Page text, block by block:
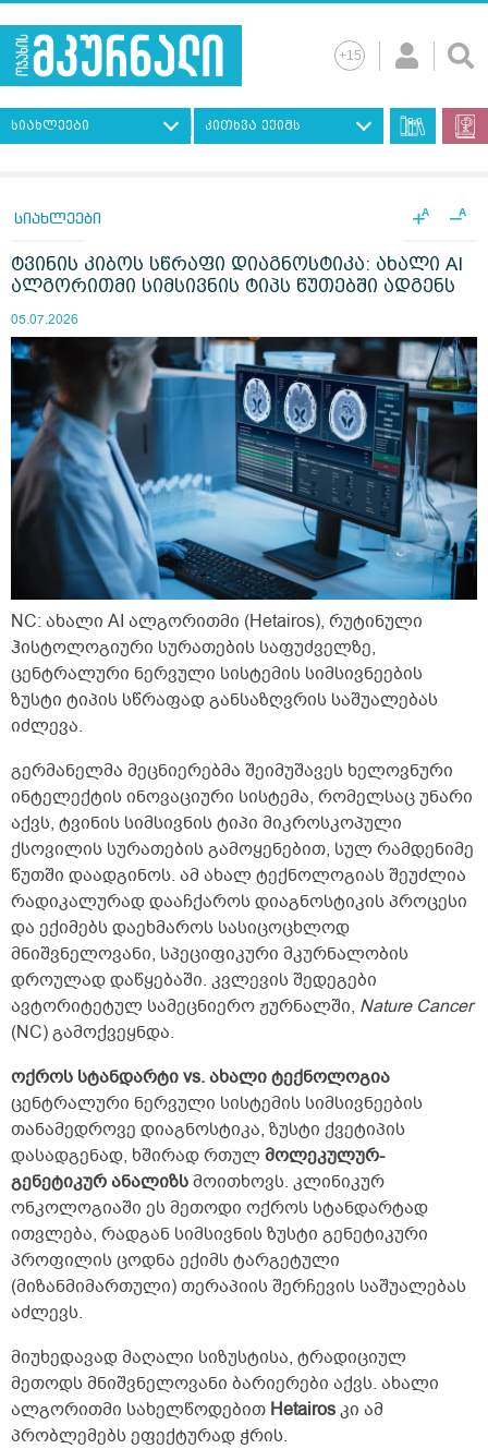
სიახლეები კითხვა ექიმს
სიახლეები +A −A
ტვინის კიბოს სწრაფი დიაგნოსტიკა: ახალი AI
ალგორითმი სიმსივნის ტიპს წუთებში ადგენს
05.07.2026
NC: ახალი AI ალგორითმი (Hetairos), რუტინული
ჰისტოლოგიური სურათების საფუძველზე,
ცენტრალური ნერვული სისტემის სიმსივნეების
ზუსტი ტიპის სწრაფად განსაზღვრის საშუალებას
იძლევა.
გერმანელმა მეცნიერებმა შეიმუშავეს ხელოვნური
ინტელექტის ინოვაციური სისტემა, რომელსაც უნარი
აქვს, ტვინის სიმსივნის ტიპი მიკროსკოპული
ქსოვილის სურათების გამოყენებით, სულ რამდენიმე
წუთში დაადგინოს. ამ ახალ ტექნოლოგიას შეუძლია
რადიკალურად დააჩქაროს დიაგნოსტიკის პროცესი
და ექიმებს დაეხმაროს სასიცოცხლოდ
მნიშვნელოვანი, სპეციფიკური მკურნალობის
დროულად დაწყებაში. კვლევის შედეგები
ავტორიტეტულ სამეცნიერო ჟურნალში, Nature Cancer
(NC) გამოქვეყნდა.
ოქროს სტანდარტი vs. ახალი ტექნოლოგია
ცენტრალური ნერვული სისტემის სიმსივნეების
თანამედროვე დიაგნოსტიკა, ზუსტი ქვეტიპის
დასადგენად, ხშირად რთულ მოლეკულურ-
გენეტიკურ ანალიზსმოითხოვს. კლინიკურ
ონკოლოგიაში ეს მეთოდი ოქროს სტანდარტად
ითვლება, რადგან სიმსივნის ზუსტი გენეტიკური
პროფილის ცოდნა ექიმს ტარგეტული
(მიზანმიმართული) თერაპიის შერჩევის საშუალებას
აძლევს.
მიუხედავად მაღალი სიზუსტისა, ტრადიციულ
მეთოდს მნიშვნელოვანი ბარიერები აქვს. ახალი
ალგორითმი სახელწოდებით Hetairosკი ამ
პრობლემებს ეფექტურად ჭრის.